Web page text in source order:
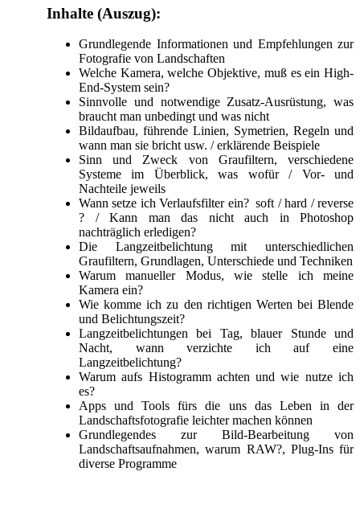
Inhalte (Auszug):
Grundlegende Informationen und Empfehlungen zur
Fotografie von Landschaften
Welche Kamera, welche Objektive, muß es ein High-
End-System sein?
Sinnvolle und notwendige Zusatz-Ausrüstung, was
braucht man unbedingt und was nicht
Bildaufbau, führende Linien, Symetrien, Regeln und
wann man sie bricht usw. / erklärende Beispiele
Sinn und Zweck von Graufiltern, verschiedene
Systeme im Überblick, was wofür / Vor- und
Nachteile jeweils
Wann setze ich Verlaufsfilter ein? soft / hard / reverse
? / Kann man das nicht auch in Photoshop
nachträglich erledigen?
Die Langzeitbelichtung mit unterschiedlichen
Graufiltern, Grundlagen, Unterschiede und Techniken
Warum manueller Modus, wie stelle ich meine
Kamera ein?
Wie komme ich zu den richtigen Werten bei Blende
und Belichtungszeit?
Langzeitbelichtungen bei Tag, blauer Stunde und
Nacht, wann verzichte ich auf eine
Langzeitbelichtung?
Warum aufs Histogramm achten und wie nutze ich
es?
Apps und Tools fürs die uns das Leben in der
Landschaftsfotografie leichter machen können
Grundlegendes zur Bild-Bearbeitung von
Landschaftsaufnahmen, warum RAW?, Plug-Ins für
diverse Programme